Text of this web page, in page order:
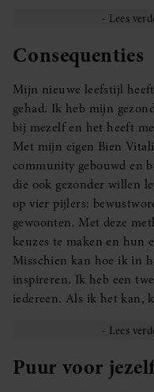
Consequenties
Mijn nieuwe leefstijl
gehad. Ik heb mijn
bij mezelf en het heeft
Met mijn eigen Bien
community gebouwd en
die ook gezonder willen
op vier pijlers:
gewoonten. Met deze
keuzes te maken en hun
Misschien kan hoe ik in
inspireren. Ik heb een
iedereen. Als ik het kan,
Puur voor